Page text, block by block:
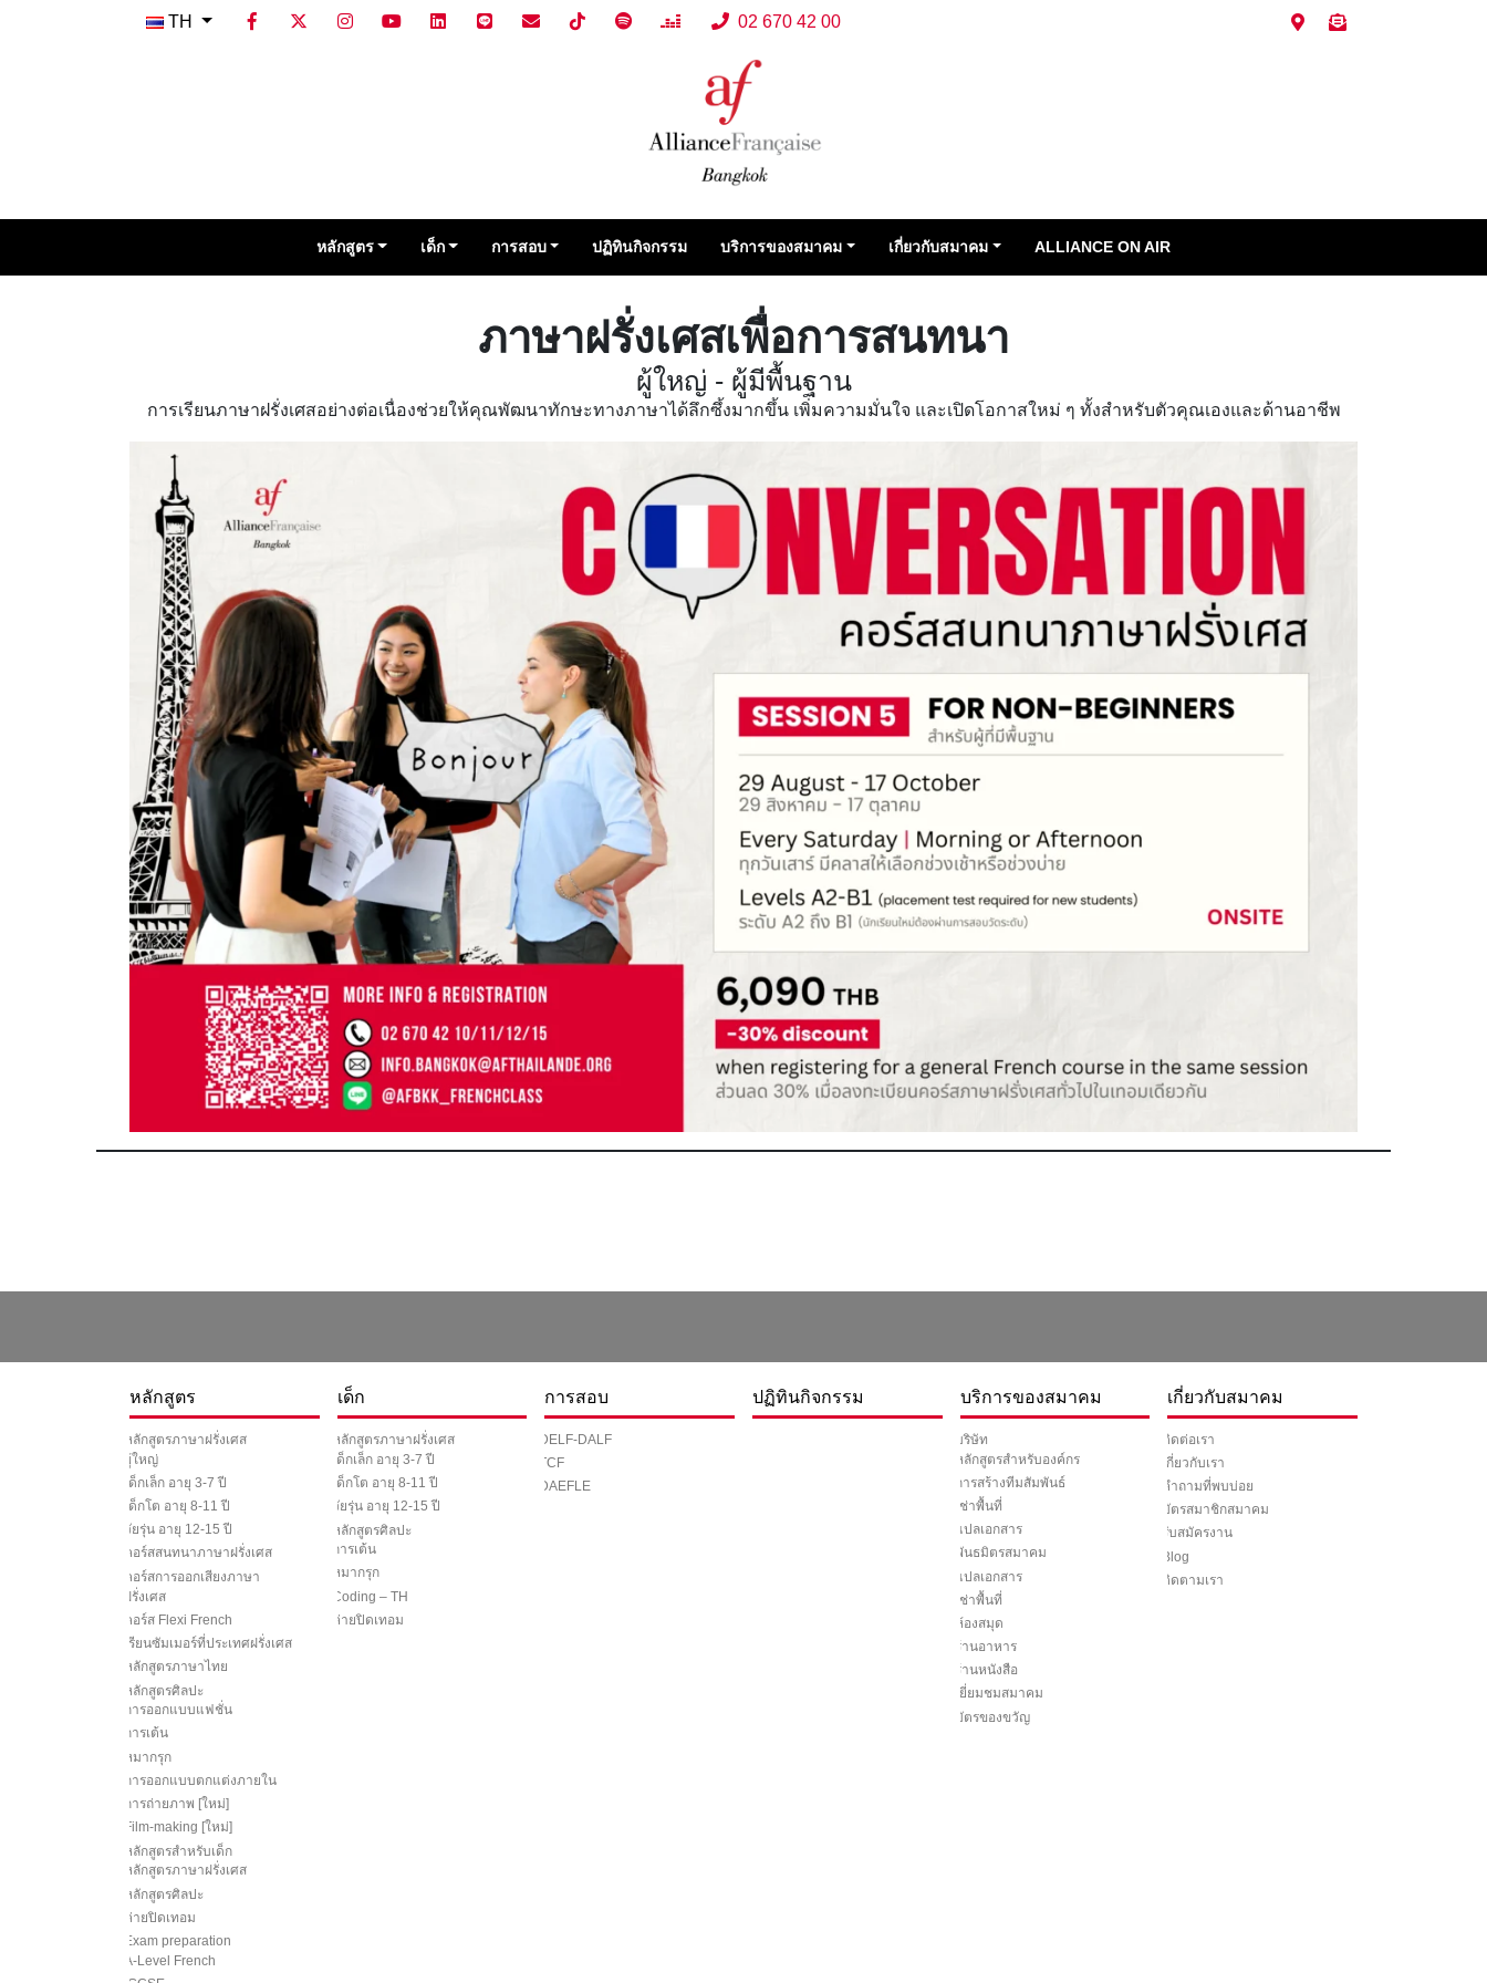
TH 02 670 42 00
หลักสูตร เด็ก การสอบ ปฏิทินกิจกรรม บริการของสมาคม เกี่ยวกับสมาคม ALLIANCE ON AIR
ภาษาฝรั่งเศสเพื่อการสนทนา
ผู้ใหญ่ - ผู้มีพื้นฐาน
การเรียนภาษาฝรั่งเศสอย่างต่อเนื่องช่วยให้คุณพัฒนาทักษะทางภาษาได้ลึกซึ้งมากขึ้น เพิ่มความมั่นใจ และเปิดโอกาสใหม่ ๆ ทั้งสำหรับตัวคุณเองและด้านอาชีพ
หลักสูตร
หลักสูตรภาษาฝรั่งเศส
ผู้ใหญ่
เด็กเล็ก อายุ 3-7 ปี
เด็กโต อายุ 8-11 ปี
วัยรุ่น อายุ 12-15 ปี
คอร์สสนทนาภาษาฝรั่งเศส
คอร์สการออกเสียงภาษา
ฝรั่งเศส
คอร์ส Flexi French
เรียนซัมเมอร์ที่ประเทศฝรั่งเศส
หลักสูตรภาษาไทย
หลักสูตรศิลปะ
การออกแบบแฟชั่น
การเต้น
หมากรุก
การออกแบบตกแต่งภายใน
การถ่ายภาพ [ใหม่]
Film-making [ใหม่]
หลักสูตรสำหรับเด็ก
หลักสูตรภาษาฝรั่งเศส
หลักสูตรศิลปะ
ค่ายปิดเทอม
Exam preparation
A-Level French
เด็ก
หลักสูตรภาษาฝรั่งเศส
เด็กเล็ก อายุ 3-7 ปี
เด็กโต อายุ 8-11 ปี
วัยรุ่น อายุ 12-15 ปี
หลักสูตรศิลปะ
การเต้น
หมากรุก
Coding – TH
ค่ายปิดเทอม
การสอบ
DELF-DALF
TCF
DAEFLE
ปฏิทินกิจกรรม บริการของสมาคม
บริษัท
หลักสูตรสำหรับองค์กร
การสร้างทีมสัมพันธ์
เช่าพื้นที่
แปลเอกสาร
พันธมิตรสมาคม
แปลเอกสาร
เช่าพื้นที่
ห้องสมุด
ร้านอาหาร
ร้านหนังสือ
เยี่ยมชมสมาคม
บัตรของขวัญ
เกี่ยวกับสมาคม
ติดต่อเรา
เกี่ยวกับเรา
คำถามที่พบบ่อย
บัตรสมาชิกสมาคม
รับสมัครงาน
Blog
ติดตามเรา